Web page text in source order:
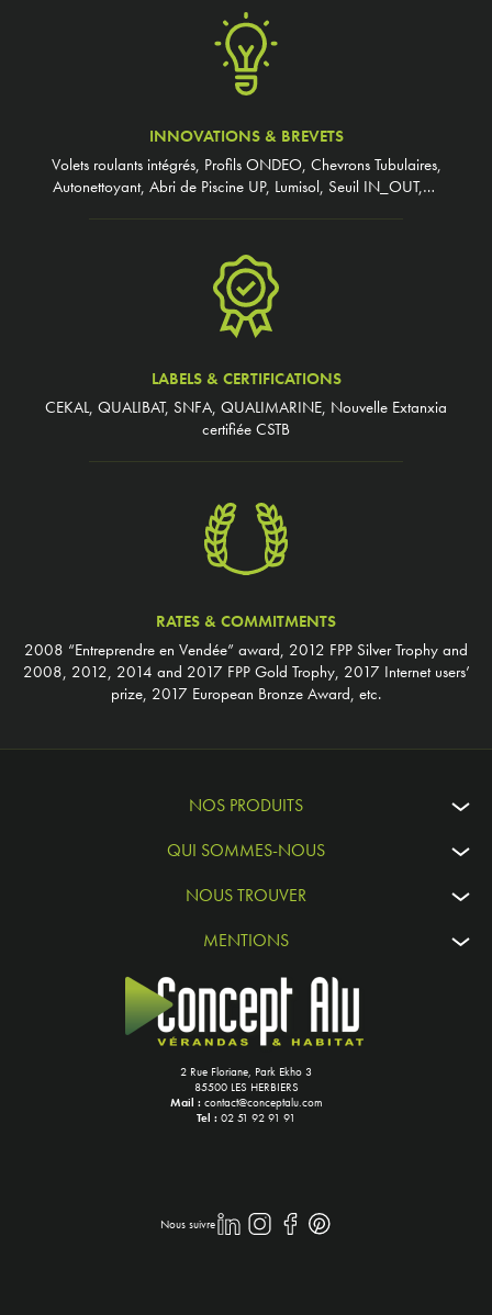
INNOVATIONS & BREVETS
Volets roulants intégrés, Profils ONDEO, Chevrons Tubulaires,
Autonettoyant, Abri de Piscine UP, Lumisol, Seuil IN_OUT,…
LABELS & CERTIFICATIONS
CEKAL, QUALIBAT, SNFA, QUALIMARINE, Nouvelle Extanxia
certifiée CSTB
RATES & COMMITMENTS
2008 “Entreprendre en Vendée” award, 2012 FPP Silver Trophy and
2008, 2012, 2014 and 2017 FPP Gold Trophy, 2017 Internet users’
prize, 2017 European Bronze Award, etc.
NOS PRODUITS
QUI SOMMES-NOUS
NOUS TROUVER
MENTIONS
2 Rue Floriane, Park Ekho 3
85500 LES HERBIERS
Mail : contact@conceptalu.com
Tel : 02 51 92 91 91
Nous suivre